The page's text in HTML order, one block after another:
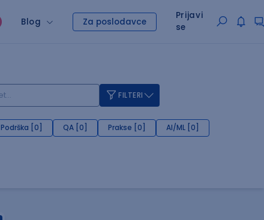
Blog Za poslodavce
Prijavi
se
FILTERI
Podrška [0] QA [0] Prakse [0] AI/ML [0]